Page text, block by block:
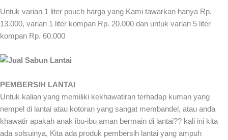
Untuk varian 1 liter pouch harga yang Kami tawarkan hanya Rp.
13.000, varian 1 liter kompan Rp. 20.000 dan untuk varian 5 liter
kompan Rp. 60.000
PEMBERSIH LANTAI
Untuk kalian yang memiliki kekhawatiran terhadap kuman yang
nempel di lantai atau kotoran yang sangat membandel, atau anda
khawatir apakah anak ibu-ibu aman bermain di lantai?? kali ini kita
ada solsuinya, Kita ada produk pembersih lantai yang ampuh